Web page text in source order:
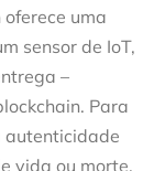
uma
sensor de IoT,
–
Para
autenticidade
vida ou morte,